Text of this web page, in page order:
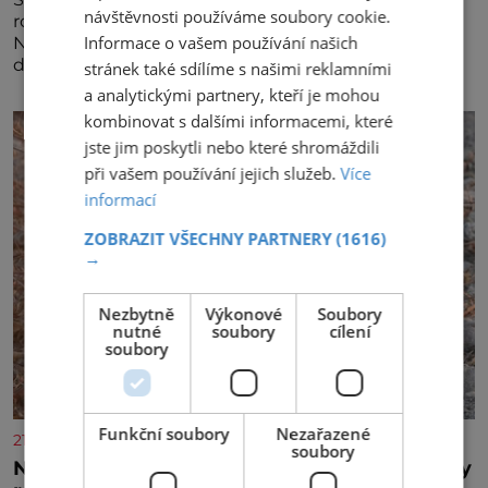
rozšiřují svou dlouholetou codesharovou spolupráci.
Nová reciproční dohoda zpřístupní cestujícím devět
dalších destinací v jižní a střední Africe a u
21stoleti.cz
Nejodvážnější zvíře podle Guinnessovy knihy
návštěvnosti používáme soubory cookie.
Informace o vašem používání našich
stránek také sdílíme s našimi reklamními
a analytickými partnery, kteří je mohou
kombinovat s dalšími informacemi, které
jste jim poskytli nebo které shromáždili
při vašem používání jejich služeb.Více
informací
ZOBRAZIT VŠECHNY PARTNERY(1616)
→
Nezbytně
nutné
soubory
Výkonové
soubory
Soubory
cílení
Funkční soubory
Nezařazené
soubory